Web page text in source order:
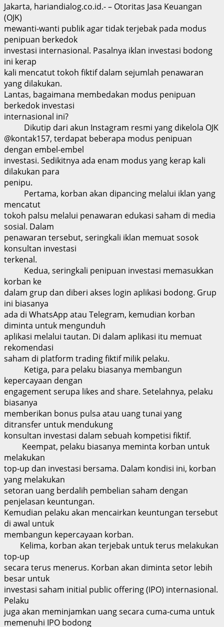
Jakarta, hariandialog.co.id.- – Otoritas Jasa Keuangan
(OJK)
mewanti-wanti publik agar tidak terjebak pada modus
penipuan berkedok
investasi internasional. Pasalnya iklan investasi bodong
ini kerap
kali mencatut tokoh fiktif dalam sejumlah penawaran
yang dilakukan.
Lantas, bagaimana membedakan modus penipuan
berkedok investasi
internasional ini?
Dikutip dari akun Instagram resmi yang dikelola OJK
@kontak157, terdapat beberapa modus penipuan
dengan embel-embel
investasi. Sedikitnya ada enam modus yang kerap kali
dilakukan para
penipu.
Pertama, korban akan dipancing melalui iklan yang
mencatut
tokoh palsu melalui penawaran edukasi saham di media
sosial. Dalam
penawaran tersebut, seringkali iklan memuat sosok
konsultan investasi
terkenal.
Kedua, seringkali penipuan investasi memasukkan
korban ke
dalam grup dan diberi akses login aplikasi bodong. Grup
ini biasanya
ada di WhatsApp atau Telegram, kemudian korban
diminta untuk mengunduh
aplikasi melalui tautan. Di dalam aplikasi itu memuat
rekomendasi
saham di platform trading fiktif milik pelaku.
Ketiga, para pelaku biasanya membangun
kepercayaan dengan
engagement serupa likes and share. Setelahnya, pelaku
biasanya
memberikan bonus pulsa atau uang tunai yang
ditransfer untuk mendukung
konsultan investasi dalam sebuah kompetisi fiktif.
Keempat, pelaku biasanya meminta korban untuk
melakukan
top-up dan investasi bersama. Dalam kondisi ini, korban
yang melakukan
setoran uang berdalih pembelian saham dengan
penjelasan keuntungan.
Kemudian pelaku akan mencairkan keuntungan tersebut
di awal untuk
membangun kepercayaan korban.
Kelima, korban akan terjebak untuk terus melakukan
top-up
secara terus menerus. Korban akan diminta setor lebih
besar untuk
investasi saham initial public offering (IPO) internasional.
Pelaku
juga akan meminjamkan uang secara cuma-cuma untuk
memenuhi IPO bodong